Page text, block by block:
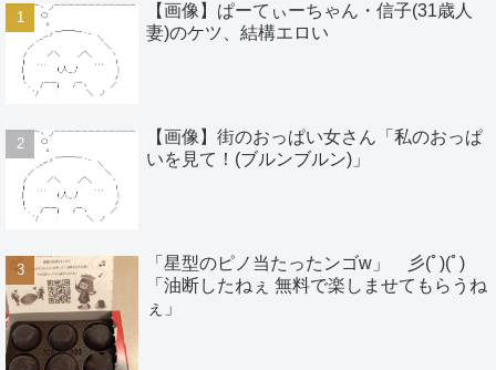
【画像】ぱーてぃーちゃん・信子(31歳人
妻)のケツ、結構エロい
【画像】街のおっぱい女さん「私のおっぱ
いを見て！(ブルンブルン)」
「星型のピノ当たったンゴw」 彡(ﾟ)(ﾟ)
「油断したねぇ 無料で楽しませてもらうね
ぇ」